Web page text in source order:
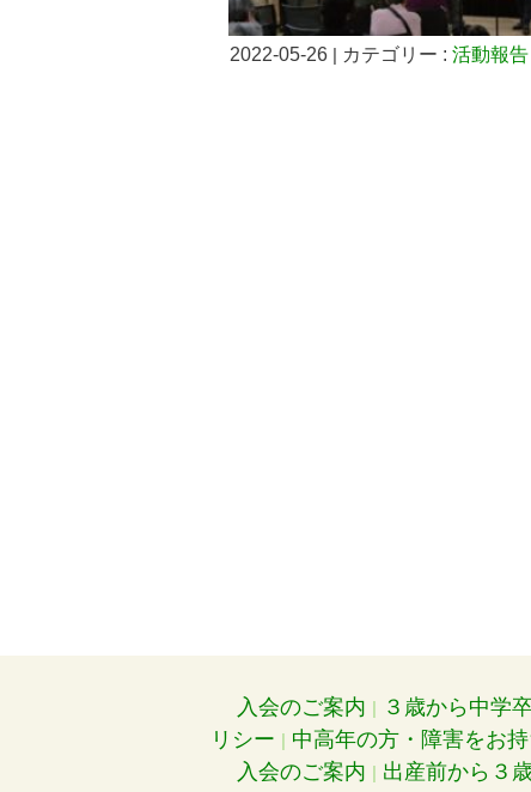
2022-05-26 | カテゴリー : 活動報告
入会のご案内 ３歳から中学
リシー
中高年の方・障害をお
入会のご案内
出産前から３